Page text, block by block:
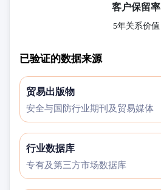
客户保留率
5年关系价值
已验证的数据来源
贸易出版物
安全与国防行业期刊及贸易媒体
行业数据库
专有及第三方市场数据库